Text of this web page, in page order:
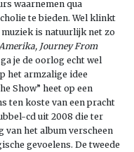
waarnemen qua
te bieden. Wel klinkt
is natuurlijk net zo
Journey From
ga je de oorlog echt wel
het armzalige idee
Show” heet op een
ten koste van een pracht
cd uit 2008 die ter
van het album verscheen
gevoelens. De tweede